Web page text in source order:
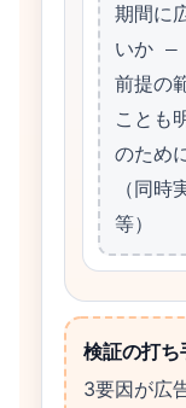
期間に
いか –
前提の
ことも
のため
（同
等）
検証の打ち
3要因が広